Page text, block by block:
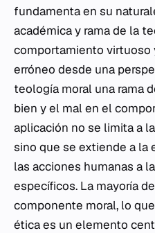
fundamenta en su
académica y rama de la
comportamiento
erróneo desde una
teología moral una rama
bien y el mal en el
aplicación no se limita a
sino que se extiende a la
las acciones humanas a
específicos. La mayoría
componente moral, lo
ética es un elemento